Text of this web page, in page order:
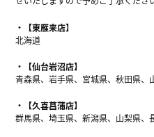
【東雁来店】
北海道
【仙台岩沼店】
青森県、岩手県、宮城県、秋田県
【久喜菖蒲店】
群馬県、埼玉県、新潟県、山梨県、